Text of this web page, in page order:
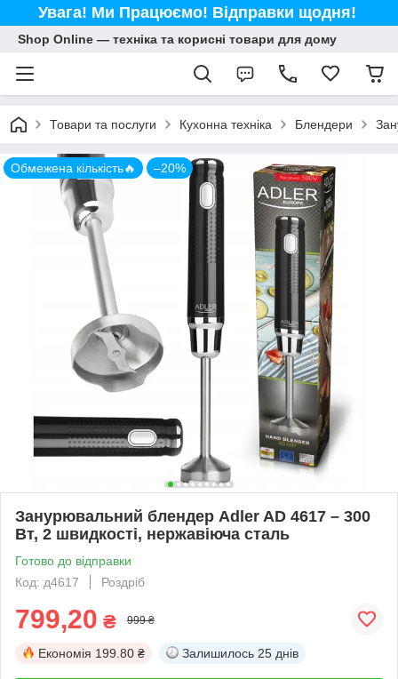
Увага! Ми Працюємо! Відправки щодня!
Shop Online — техніка та корисні товари для дому
Товари та послуги Кухонна техніка Блендери
Обмежена кількість🔥 –20%
Занурювальний блендер Adler AD 4617 – 300
Вт, 2 швидкості, нержавіюча сталь
Готово до відправки
Код: д4617
Роздріб
799,20 ₴ 999 ₴
Економія 199.80 ₴ Залишилось 25 днів